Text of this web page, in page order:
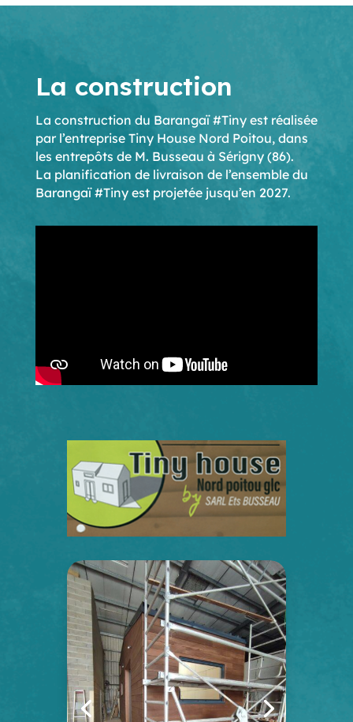
La construction
La construction du Barangaï #Tiny est réalisée
par l’entreprise Tiny House Nord Poitou, dans
les entrepôts de M. Busseau à Sérigny (86).
La planification de livraison de l’ensemble du
Barangaï #Tiny est projetée jusqu’en 2027.